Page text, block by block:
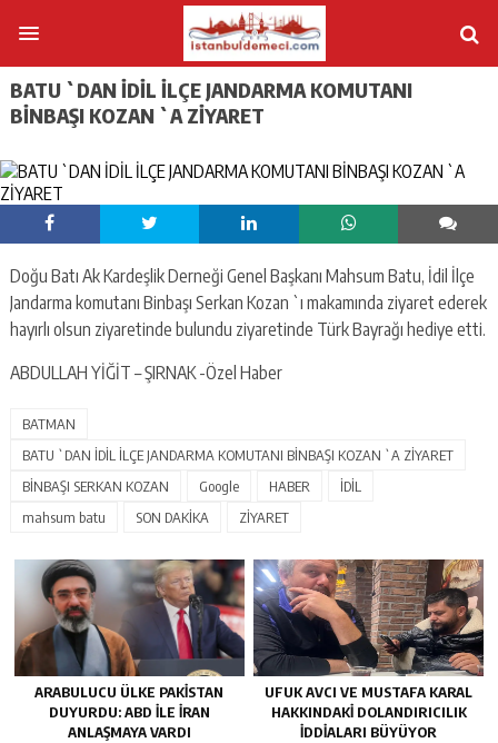
BATU `DAN İDİL İLÇE JANDARMA KOMUTANI
BİNBAŞI KOZAN `A ZİYARET
Doğu Batı Ak Kardeşlik Derneği Genel Başkanı Mahsum Batu, İdil İlçe
Jandarma komutanı Binbaşı Serkan Kozan `ı makamında ziyaret ederek
hayırlı olsun ziyaretinde bulundu ziyaretinde Türk Bayrağı hediye etti.
ABDULLAH YİĞİT – ŞIRNAK -Özel Haber
BATMAN
BATU `DAN İDİL İLÇE JANDARMA KOMUTANI BİNBAŞI KOZAN `A ZİYARET
BİNBAŞI SERKAN KOZAN
Google HABER
İDİL
mahsum batu
SON DAKİKA ZİYARET
ARABULUCU ÜLKE PAKISTAN
DUYURDU: ABD ILE İRAN
ANLAŞMAYA VARDI
UFUK AVCI VE MUSTAFA KARAL
HAKKINDAKI DOLANDIRICILIK
İDDIALARI BÜYÜYOR